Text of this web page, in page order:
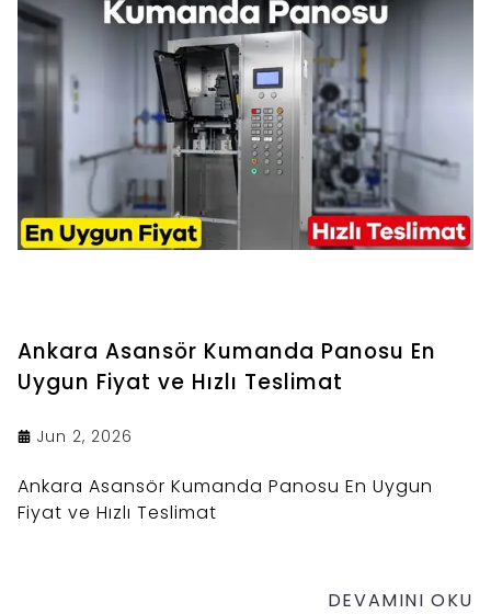
Ankara Asansör Kumanda Panosu En
Uygun Fiyat ve Hızlı Teslimat
Jun 2, 2026
Ankara Asansör Kumanda Panosu En Uygun
Fiyat ve Hızlı Teslimat
DEVAMINI OKU